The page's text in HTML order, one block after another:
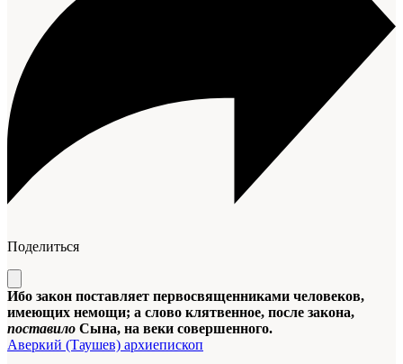
Поделиться
Ибо закон поставляет первосвященниками человеков,
имеющих немощи; а слово клятвенное, после закона,
поставило Сына, на веки совершенного.
Аверкий (Таушев) архиепископ